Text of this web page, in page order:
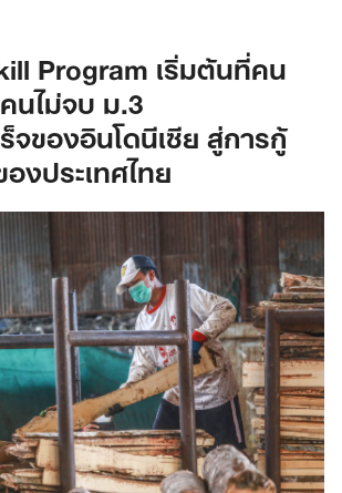
Program เริ่มต้นที่คน
นไม่จบ ม.3
จของอินโดนีเซีย สู่การกู้
งประเทศไทย